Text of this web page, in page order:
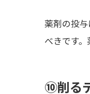
薬剤の投
べきです
⑩削る